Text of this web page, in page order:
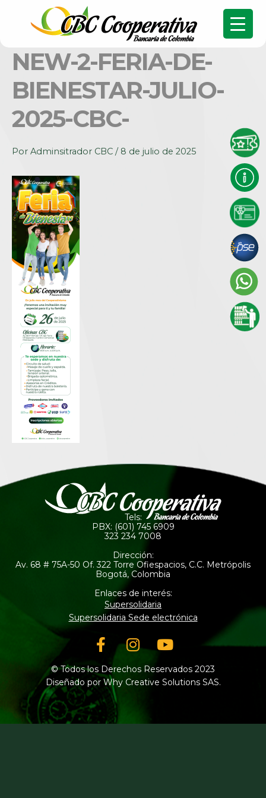
NEW-2-FERIA-DE-
BIENESTAR-JULIO-
2025-CBC-
Por Adminsitrador CBC / 8 de julio de 2025
Tels:
PBX: (601) 745 6909
323 234 7008
Dirección:
Av. 68 # 75A-50 Of. 322 Torre Ofiespacios, C.C. Metrópolis
Bogotá, Colombia
Enlaces de interés:
Supersolidaria
Supersolidaria Sede electrónica
Facebook-
f
Instagram
Youtube
© Todos los Derechos Reservados 2023
Diseñado por Why Creative Solutions SAS.